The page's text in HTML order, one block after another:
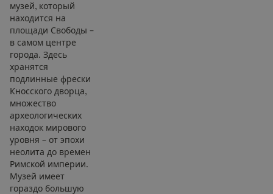
музей, который
находится на
площади Свободы –
в самом центре
города. Здесь
хранятся
подлинные фрески
Кносского дворца,
множество
археологических
находок мирового
уровня – от эпохи
неолита до времен
Римской империи.
Музей имеет
гораздо большую